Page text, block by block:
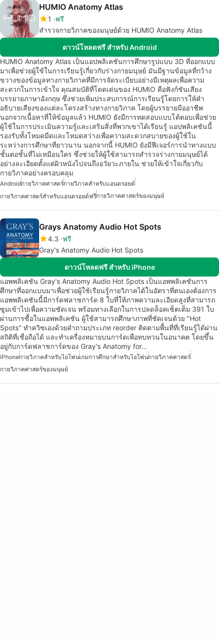
HUMIO Anatomy Atlas
1
ฟรี
สำรวจกายวิภาคของมนุษย์ด้วย HUMIO Anatomy Atlas
ดาวน์โหลดฟรี สำหรับ Android
HUMIO Anatomy Atlas เป็นแอปพลิเคชันการศึกษารูปแบบ 3D ที่ออกแบบ
มาเพื่อช่วยผู้ใช้ในการเรียนรู้เกี่ยวกับร่างกายมนุษย์ มันมีฐานข้อมูลที่กว้าง
ขวางของข้อมูลทางกายวิภาคที่มีการจัดระเบียบอย่างมีเหตุผลเพื่อความ
สะดวกในการเข้าใจ คุณสมบัติที่โดดเด่นของ HUMIO คือฟังก์ชันเสียง
บรรยายภาษาอังกฤษ ซึ่งช่วยเพิ่มประสบการณ์การเรียนรู้โดยการให้คำ
อธิบายเสียงของแต่ละโครงสร้างทางกายวิภาค โดยผู้บรรยายมืออาชีพ
นอกจากเนื้อหาที่ให้ข้อมูลแล้ว HUMIO ยังมีการทดสอบแบบโต้ตอบเพื่อช่วย
ผู้ใช้ในการประเมินความรู้และเสริมสิ่งที่พวกเขาได้เรียนรู้ แอปพลิเคชันนี้
รองรับทั้งโหมดมืดและโหมดสว่างเพื่อความสะดวกสบายของผู้ใช้ใน
ระหว่างการศึกษาที่ยาวนาน นอกจากนี้ HUMIO ยังมีฟีเจอร์การนำทางแบบ
ชั้นต่อชั้นที่ไม่เหมือนใคร ซึ่งช่วยให้ผู้ใช้สามารถสำรวจร่างกายมนุษย์ได้
อย่างละเอียดตั้งแต่ผิวหนังไปจนถึงอวัยวะภายใน ช่วยให้เข้าใจเกี่ยวกับ
กายวิภาคอย่างครอบคลุม
Androidกายวิภาคศาสตร์กายวิภาคสำหรับแอนดรอยด์
กายวิภาคศาสตร์สำหรับแอนดรอยด์ฟรีกายวิภาคศาสตร์ของมนุษย์
Grays Anatomy Audio Hot Spots
4.3 ฟรี
Gray's Anatomy Audio Hot Spots
ดาวน์โหลดฟรี สำหรับ iPhone
แอพพลิเคชัน Gray's Anatomy Audio Hot Spots เป็นแอพพลิเคชันการ
ศึกษาที่ออกแบบมาเพื่อช่วยผู้ใช้เรียนรู้กายวิภาคได้ในอัตราที่ตนเองต้องการ
แอพพลิเคชันนี้มีการ์ดฟลาชการ์ด 8 ใบที่ให้ภาพความละเอียดสูงที่สามารถ
ซูมเข้าไปเพื่อความชัดเจน พร้อมทางเลือกในการปลดล็อคเซ็ตเต็ม 391 ใบ
ผ่านการซื้อในแอพพลิเคชัน ผู้ใช้สามารถศึกษาภาพที่ชัดเจนด้วย "Hot
Spots" ทำควิซเองด้วยคำถามประเภท reorder ติดตามพื้นที่ที่เรียนรู้ได้ผ่าน
สถิติที่เชื่อถือได้ และทำเครื่องหมายบนการ์ดเพื่อทบทวนในอนาคต โดยขึ้น
อยู่กับการ์ดฟลาชการ์ดของ Gray's Anatomy for…
iPhoneกายวิภาคสำหรับไอโฟนเกมการศึกษาสำหรับไอโฟนกายวิภาคศาสตร์
กายวิภาคศาสตร์ของมนุษย์